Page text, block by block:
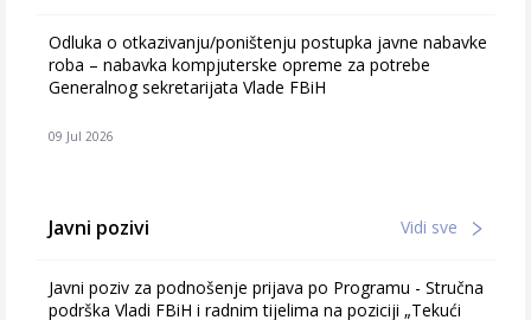
Odluka o otkazivanju/poništenju postupka javne nabavke
roba – nabavka kompjuterske opreme za potrebe
Generalnog sekretarijata Vlade FBiH
09 Jul 2026
Javni pozivi Vidi sve
Javni poziv za podnošenje prijava po Programu - Stručna
podrška Vladi FBiH i radnim tijelima na poziciji „Tekući